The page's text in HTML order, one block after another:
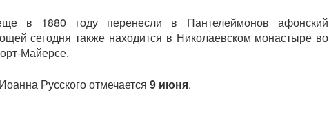
в 1880 году перенесли в Пантелеймонов афонский
сегодня также находится в Николаевском монастыре во
Майерсе.
Русского отмечается 9 июня.